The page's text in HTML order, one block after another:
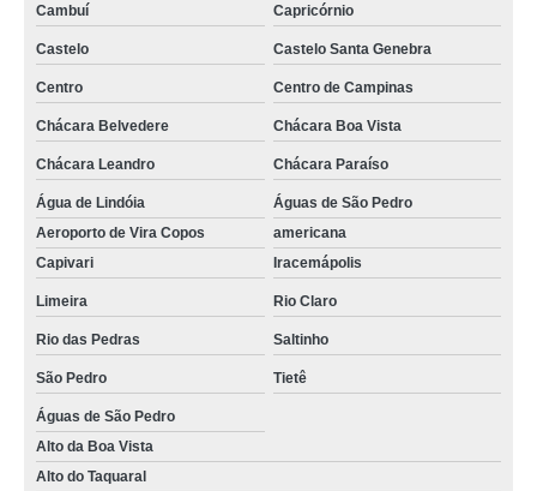
Cambuí Capricórnio
Castelo Castelo Santa Genebra
Centro Centro de Campinas
Chácara Belvedere Chácara Boa Vista
Chácara Leandro Chácara Paraíso
Água de Lindóia
Águas de São Pedro
Aeroporto de Vira Copos
americana
Capivari
Iracemápolis
Limeira Rio Claro
Rio das Pedras Saltinho
São Pedro Tietê
Águas de São Pedro
Alto da Boa Vista
Alto do Taquaral